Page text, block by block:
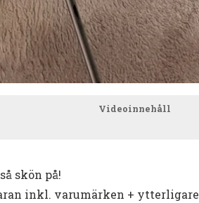
Videoinnehåll
skön på!
inkl. varumärken + ytterligare